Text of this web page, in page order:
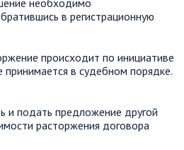
в регистрационную
происходит по инициативе
в судебном порядке.
и подать предложение другой
расторжения договора